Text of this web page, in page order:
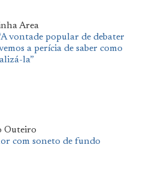
Area
vontade popular de debater
a perícia de saber como
la”
Outeiro
com soneto de fundo